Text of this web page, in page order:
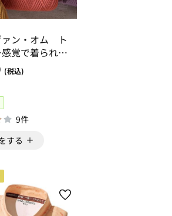
ァン・オム ト
覚で着られる
プセーター
(税込)
9件
する